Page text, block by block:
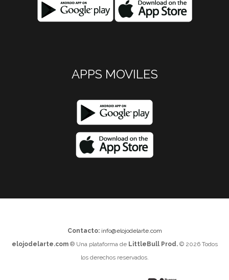
APPS MOVILES
Contacto: info@elojodelarte.com
elojodelarte.com® Una plataforma de LittleBull Prod.© 2026 Todos
los derechos reservados.